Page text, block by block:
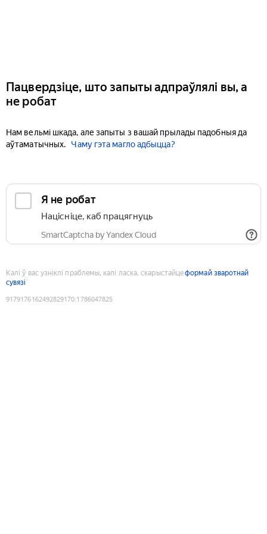
Пацвердзіце, што запыты адпраўлялі вы, а
не робат
Нам вельмі шкада, але запыты з вашай прылады падобныя да
аўтаматычных.
Чаму гэта магло адбыцца?
Я не робат
Націсніце, каб працягнуць
SmartCaptcha by Yandex Cloud
Калі ў вас узніклі праблемы, калі ласка, скарыстайцеформай зваротнай
сувязі
9179176162492829170:1786047825